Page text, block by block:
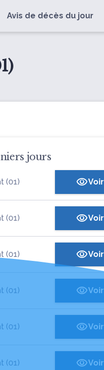
Avis de décès du jour
jours
(01) Voir
(01) Voir
(01) Voir
(01) Voir
(01) Voir
(01) Voir